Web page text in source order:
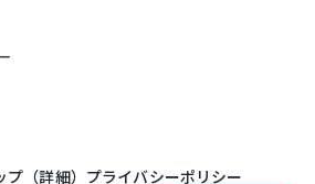
（詳細） プライバシーポリシー